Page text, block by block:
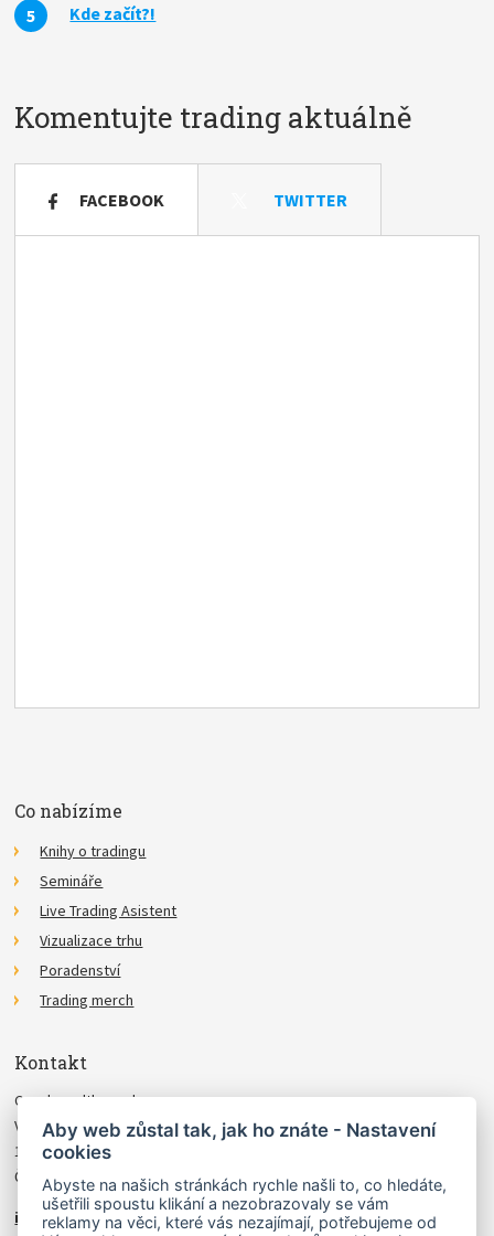
Kde začít?!
Komentujte trading aktuálně
FACEBOOK TWITTER
Co nabízíme
Knihy o tradingu
Semináře
Live Trading Asistent
Vizualizace trhu
Poradenství
Trading merch
Kontakt
Czechwealth, spol. s r.o.
Višňová 4
140 00 Praha 4
Česká Republika
info@czechwealth.cz
Aby web zůstal tak, jak ho znáte - Nastavení
cookies
Abyste na našich stránkách rychle našli to, co hledáte,
ušetřili spoustu klikání a nezobrazovaly se vám
reklamy na věci, které vás nezajímají, potřebujeme od